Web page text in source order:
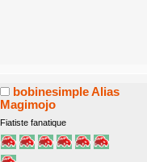
bobinesimple Alias
Magimojo
Fiatiste fanatique